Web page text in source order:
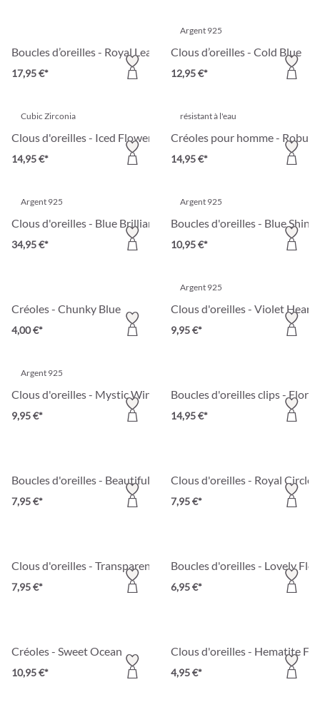
Boucles d’oreilles - Royal Leaves
17,95 €*
Argent 925
Clous d’oreilles - Cold Blue
12,95 €*
Cubic Zirconia
Clous d'oreilles - Iced Flower
14,95 €*
résistant à l'eau
Créoles pour homme - Robust
14,95 €*
Argent 925
Clous d'oreilles - Blue Brilliance
34,95 €*
Argent 925
Boucles d'oreilles - Blue Shine
10,95 €*
Créoles - Chunky Blue
4,00 €*
Argent 925
Clous d'oreilles - Violet Hearts
9,95 €*
Argent 925
Clous d'oreilles - Mystic Wings
9,95 €*
Boucles d'oreilles clips - Floral
14,95 €*
Boucles d'oreilles - Beautiful Matt
7,95 €*
Clous d'oreilles - Royal Circle
7,95 €*
Clous d'oreilles - Transparent Blue
7,95 €*
Boucles d'oreilles - Lovely
6,95 €*
Créoles - Sweet Ocean
10,95 €*
Clous d'oreilles - Hematite
4,95 €*